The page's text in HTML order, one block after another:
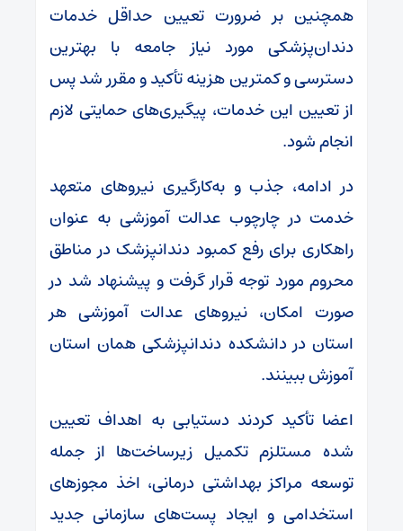
همچنین بر ضرورت تعیین حداقل خدمات
دندان‌پزشکی مورد نیاز جامعه با بهترین
دسترسی و کمترین هزینه تأکید و مقرر شد پس
از تعیین این خدمات، پیگیری‌های حمایتی لازم
انجام شود.
در ادامه، جذب و به‌کارگیری نیروهای متعهد
خدمت در چارچوب عدالت آموزشی به‌ عنوان
راهکاری برای رفع کمبود دندانپزشک در مناطق
محروم مورد توجه قرار گرفت و پیشنهاد شد در
صورت امکان، نیروهای عدالت آموزشی هر
استان در دانشکده دندانپزشکی همان استان
آموزش ببینند.
اعضا تأکید کردند دستیابی به اهداف تعیین‌
شده مستلزم تکمیل زیرساخت‌ها از جمله
توسعه مراکز بهداشتی درمانی، اخذ مجوزهای
استخدامی و ایجاد پست‌های سازمانی جدید